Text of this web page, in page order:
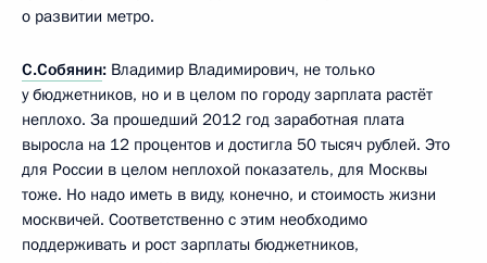
о развитии метро.
С.Собянин: Владимир Владимирович, не только
у бюджетников, но и в целом по городу зарплата растёт
неплохо. За прошедший 2012 год заработная плата
выросла на 12 процентов и достигла 50 тысяч рублей. Это
для России в целом неплохой показатель, для Москвы
тоже. Но надо иметь в виду, конечно, и стоимость жизни
москвичей. Соответственно с этим необходимо
поддерживать и рост зарплаты бюджетников,